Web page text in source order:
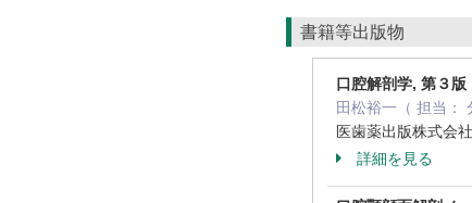
書籍等出版物
口腔解剖学, 第３版
田松裕一（ 担当：
医歯薬出版株式会
詳細を見る